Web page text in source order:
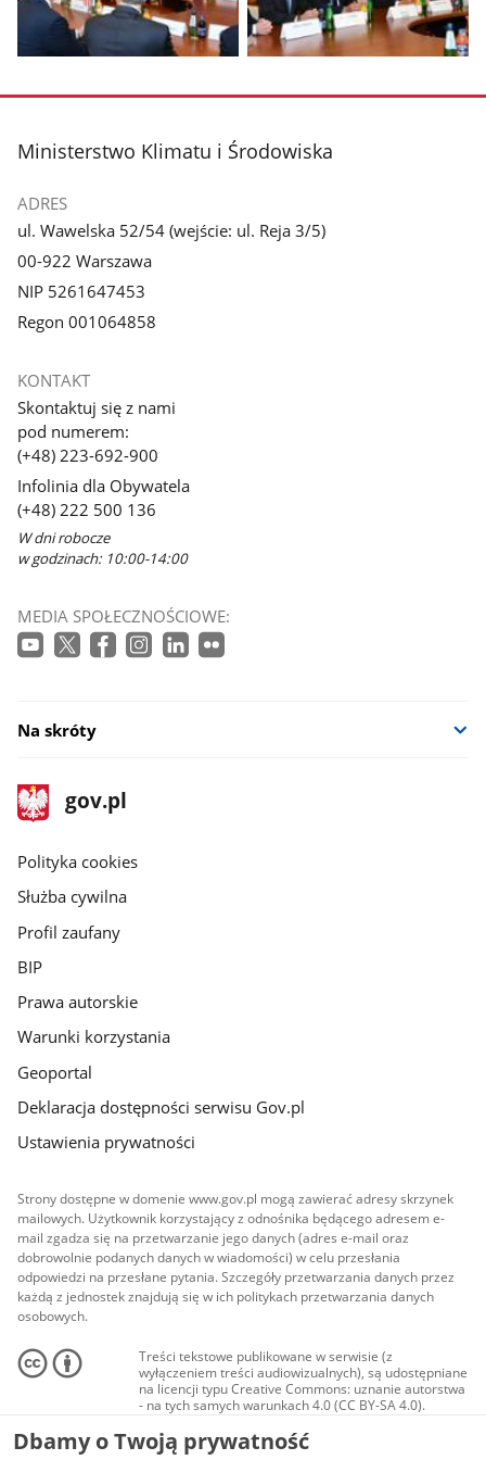
galerii.
galerii.
zdjęcie
galerii.
zdjęcie
galerii.
stopka
Ministerstwo Klimatu i Środowiska
ADRES
ul. Wawelska 52/54 (wejście: ul. Reja 3/5)
00-922 Warszawa
NIP 5261647453
Regon 001064858
KONTAKT
Skontaktuj się z nami
pod numerem:
(+48) 223-692-900
Infolinia dla Obywatela
(+48) 222 500 136
W dni robocze
w godzinach: 10:00-14:00
MEDIA SPOŁECZNOŚCIOWE:
Na skróty
stopka
gov.pl
Strona
gov.pl
gov.pl
Polityka cookies
Służba cywilna
Profil zaufany
BIP
Prawa autorskie
Warunki korzystania
Geoportal
Deklaracja dostępności serwisu Gov.pl
Ustawienia prywatności
Strony dostępne w domenie www.gov.pl mogą zawierać adresy skrzynek
mailowych. Użytkownik korzystający z odnośnika będącego adresem e-
mail zgadza się na przetwarzanie jego danych (adres e-mail oraz
dobrowolnie podanych danych w wiadomości) w celu przesłania
odpowiedzi na przesłane pytania. Szczegóły przetwarzania danych przez
każdą z jednostek znajdują się w ich politykach przetwarzania danych
osobowych.
Treści tekstowe publikowane w serwisie (z
wyłączeniem treści audiowizualnych), są udostępniane
na licencji typu Creative Commons: uznanie autorstwa
- na tych samych warunkach 4.0 (CC BY-SA 4.0).
Materiały audiowizualne, w tym zdjęcia, materiały
audio i wideo, są udostępniane na licencji typu
Creative Commons: uznanie autorstwa użycie
Dbamy o Twoją prywatność